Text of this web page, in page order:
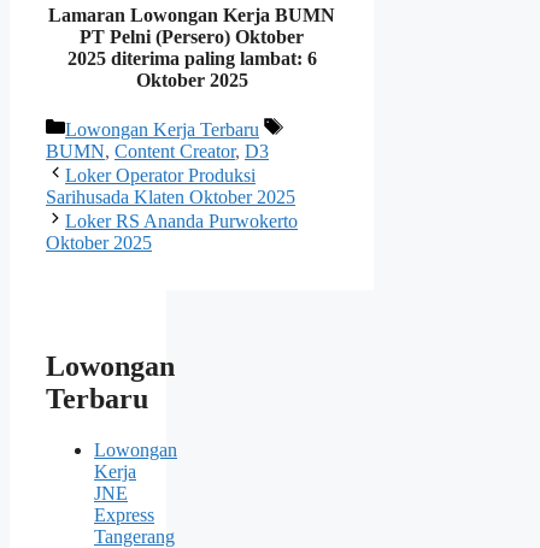
Lamaran Lowongan Kerja BUMN
PT Pelni (Persero) Oktober
2025 diterima paling lambat: 6
Oktober 2025
Kategori
Lowongan Kerja Terbaru
Tag
BUMN, Content Creator, D3
Loker Operator Produksi
Sarihusada Klaten Oktober 2025
Loker RS Ananda Purwokerto
Oktober 2025
Lowongan
Terbaru
Lowongan
Kerja
JNE
Express
Tangerang